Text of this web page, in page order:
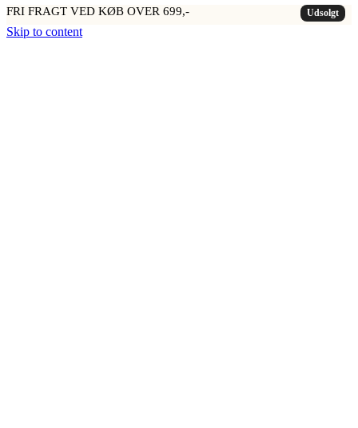
FRI FRAGT VED KØB OVER 699,-
Skip to content
Udsolgt